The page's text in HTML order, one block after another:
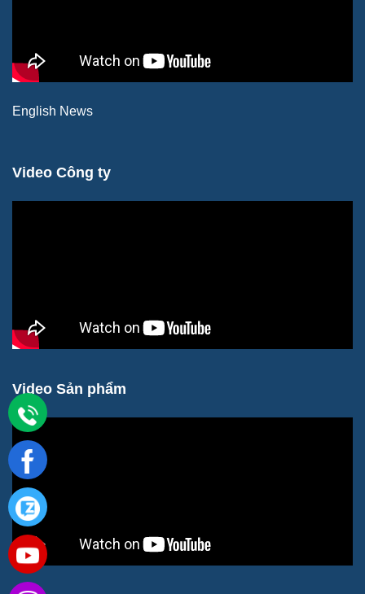
English News
Video Công ty
Video Sản phẩm